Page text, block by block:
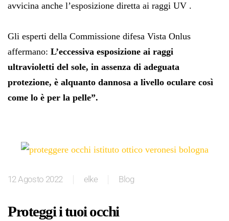
avvicina anche l’esposizione diretta ai raggi UV .
Gli esperti della Commissione difesa Vista Onlus
affermano: L’eccessiva esposizione ai raggi
ultravioletti del sole, in assenza di adeguata
protezione, è alquanto dannosa a livello oculare così
come lo è per la pelle”.
12 Agosto 2022 elke Blog
Proteggi i tuoi occhi